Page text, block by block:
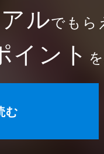
ルでもら
イント
む